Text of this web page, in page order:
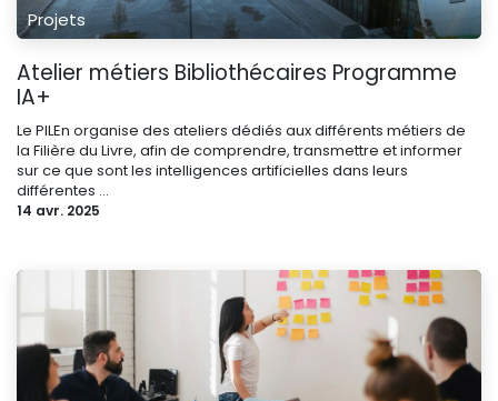
Projets
Atelier métiers Bibliothécaires Programme
IA+
Le PILEn organise des ateliers dédiés aux différents métiers de
la Filière du Livre, afin de comprendre, transmettre et informer
sur ce que sont les intelligences artificielles dans leurs
différentes ...
14 avr. 2025